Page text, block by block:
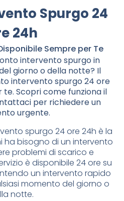
Spurgo 24
24h
Sempre per Te
intervento spurgo in
giorno o della notte? Il
intervento spurgo 24 ore
te. Scopri come funziona il
per richiedere un
urgente.
spurgo 24 ore 24h è la
ha bisogno di un intervento
problemi di scarico e
è disponibile 24 ore su
un intervento rapido
momento del giorno o
notte.